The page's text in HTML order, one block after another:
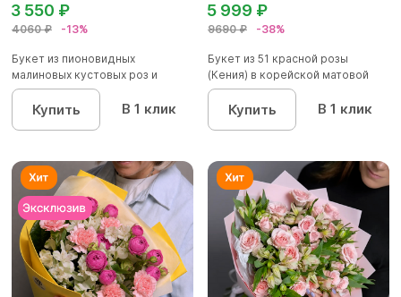
4060 ₽ -13%
3 550 ₽
Букет из пионовидных
малиновых кустовых роз и
альстроме...
Купить В 1 клик
9690 ₽ -38%
5 999 ₽
Букет из 51 красной розы
(Кения) в корейской матовой
уп...
Купить В 1 клик